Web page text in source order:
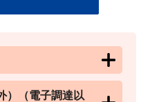
）（電子調達以